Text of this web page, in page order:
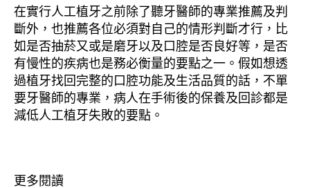
在實行人工植牙之前除了聽牙醫師的專業推薦及判
斷外，也推薦各位必須對自己的情形判斷才行，比
如是否抽菸又或是磨牙以及口腔是否良好等，是否
有慢性的疾病也是務必衡量的要點之一。假如想透
過植牙找回完整的口腔功能及生活品質的話，不單
要牙醫師的專業，病人在手術後的保養及回診都是
減低人工植牙失敗的要點。
更多閱讀